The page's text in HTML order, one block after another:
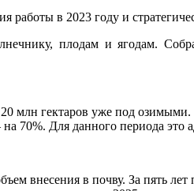
в 2023 году и
плодам и ягодам.
млн гектаров уже под озимыми.
70%. Для данного периода это
внесения в почву. За пять лет